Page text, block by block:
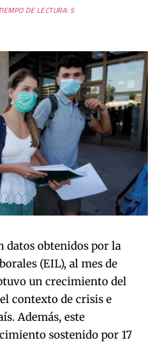
DE LECTURA: 5
datos obtenidos por la
(EIL), al mes de
un crecimiento del
contexto de crisis e
Además, este
sostenido por 17